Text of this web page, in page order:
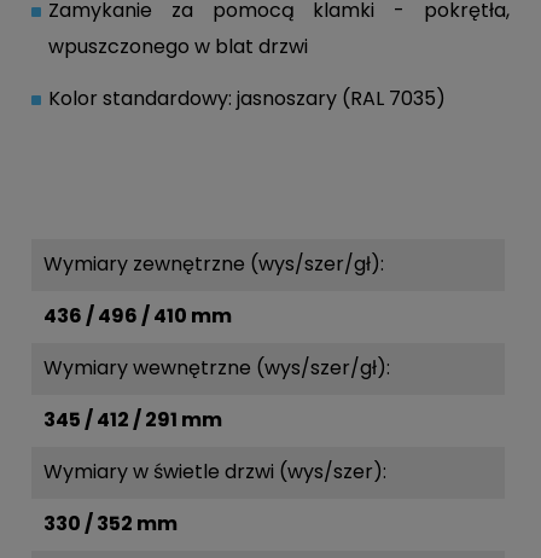
Zamykanie za pomocą klamki - pokrętła,
wpuszczonego w blat drzwi
Kolor standardowy: jasnoszary (RAL 7035)
Wymiary zewnętrzne (wys/szer/gł):
436 / 496 / 410 mm
Wymiary wewnętrzne (wys/szer/gł):
345 / 412 / 291 mm
Wymiary w świetle drzwi (wys/szer):
330 / 352 mm